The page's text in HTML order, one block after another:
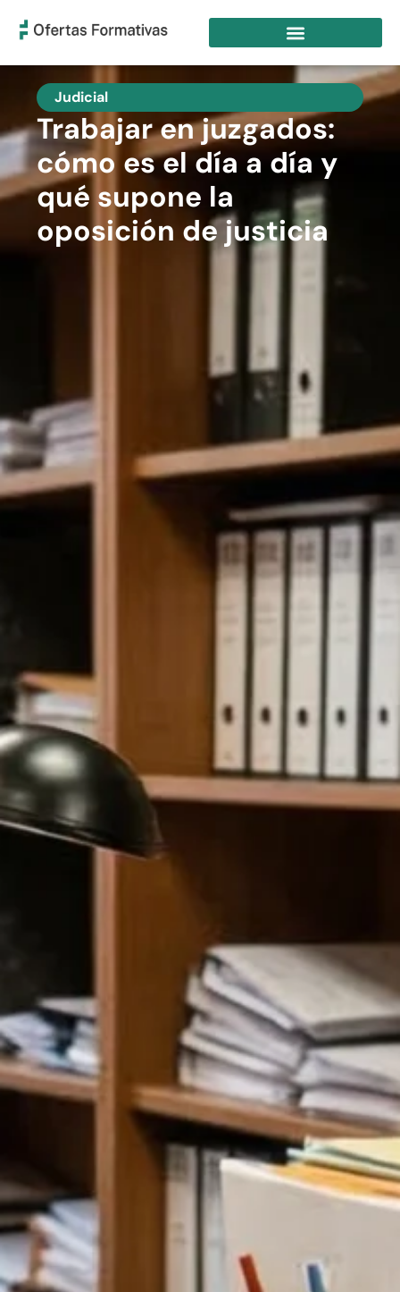
Judicial
Trabajar en juzgados:
cómo es el día a día y
qué supone la
oposición de justicia